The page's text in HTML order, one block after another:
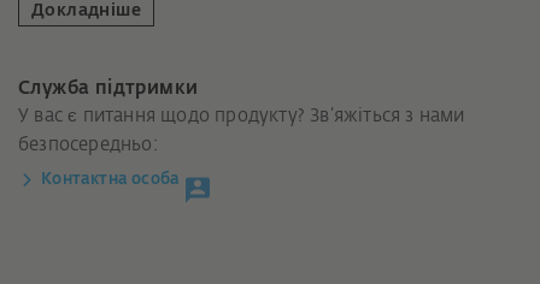
Докладніше
Служба підтримки
У вас є питання щодо продукту? Зв’яжіться з нами
безпосередньо:
Контактна особа